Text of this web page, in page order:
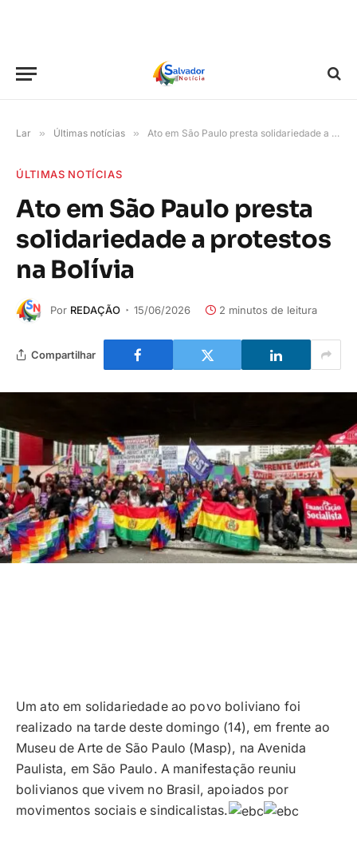
Lar » Últimas notícias » Ato em São Paulo presta solidariedade a protestos na Bolívia
ÚLTIMAS NOTÍCIAS
Ato em São Paulo presta
solidariedade a protestos
na Bolívia
Por REDAÇÃO 15/06/2026 2 minutos de leitura
Compartilhar
Um ato em solidariedade ao povo boliviano foi
realizado na tarde deste domingo (14), em frente ao
Museu de Arte de São Paulo (Masp), na Avenida
Paulista, em São Paulo. A manifestação reuniu
bolivianos que vivem no Brasil, apoiados por
movimentos sociais e sindicalistas.